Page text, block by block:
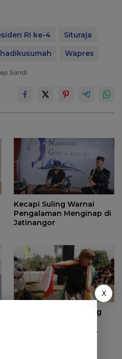
RI ke-4
Situraja
Wapres
Sandi
Kecapi Suling Warnai
Pengalaman Menginap di
Jatinangor
Kesenian Rancakalong
X